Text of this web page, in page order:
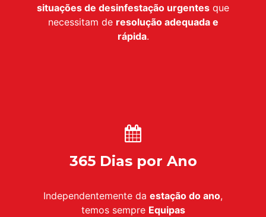
situações de desinfestação urgentes que
necessitam de resolução adequada e
rápida.
365 Dias por Ano
Independentemente da estação do ano,
temos sempre Equipas